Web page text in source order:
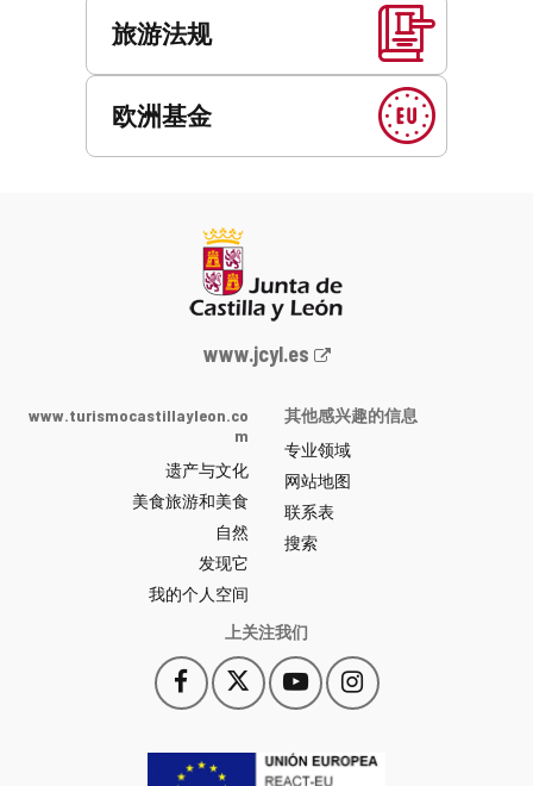
旅游法规
欧洲基金
Junta
y
León
网
站
门
户
-
www.jcyl.es
www.turismocastillayleon.co
m
遗产与文化
美食旅游和美食
自然
发现它
我的个人空间
其他感兴趣的信息
专业领域
网站地图
联系表
搜索
上关注我们
Facebook
此
链
会
此
链
YouTube
此
链
会
Instagram
此
链
会